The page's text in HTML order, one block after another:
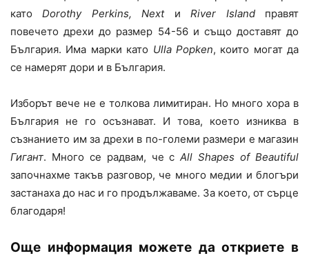
катоDorothy Perkins, NextиRiver Islandправят
повечето дрехи до размер 54-56 и също доставят до
България. Има марки като Ulla Popken, които могат да
се намерят дори и в България.
Изборът вече не е толкова лимитиран. Но много хора в
България не го осъзнават. И това, което изниква в
съзнанието им за дрехи в по-големи размери е магазин
Гигант. Много се радвам, че сAll Shapes of Beautiful
започнахме такъв разговор, че много медии и блогъри
застанаха до нас и го продължаваме. За което, от сърце
благодаря!
Още информация можете да откриете в